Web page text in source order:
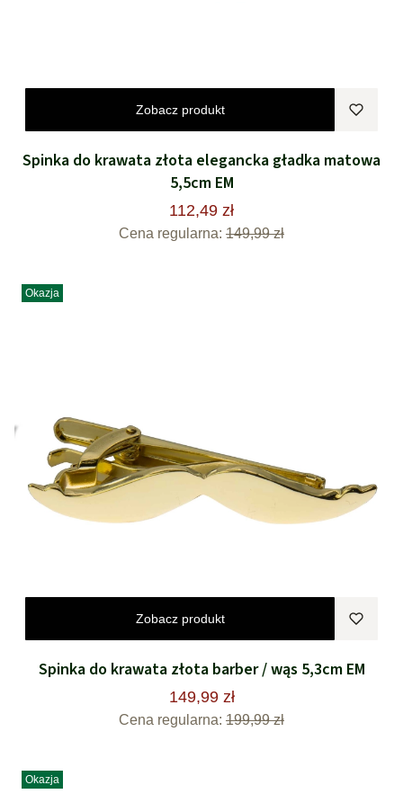
Zobacz produkt
Spinka do krawata złota elegancka gładka matowa
5,5cm EM
112,49 zł
Cena regularna: 149,99 zł
Okazja
Zobacz produkt
Spinka do krawata złota barber / wąs 5,3cm EM
149,99 zł
Cena regularna: 199,99 zł
Okazja